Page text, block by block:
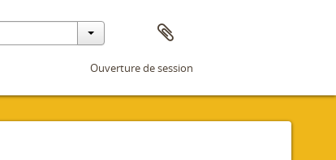
Ouverture de session